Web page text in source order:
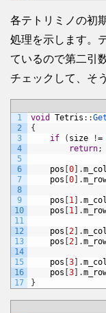
各テトリミノの初
処理を示します。
ているので第二引
チェックして、そ
1
2
3
4
5
6
7
8
9
10
11
12
13
14
15
16
17
void Tetris : :
{
if
( size !=
return;
pos 0 .
pos 0 .
pos 1 .
pos
1 .
pos 2 .
pos 2 .
pos 3 .
pos 3 .
}